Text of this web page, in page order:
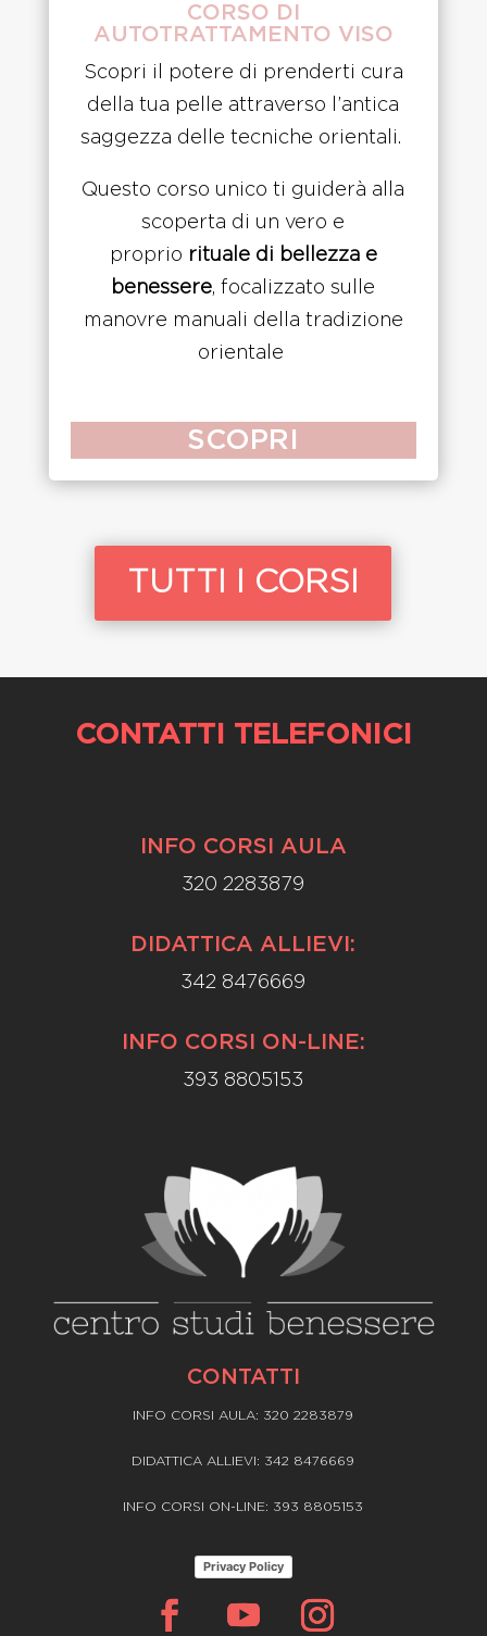
CORSO DI
AUTOTRATTAMENTO VISO
Scopri il potere di prenderti cura
della tua pelle attraverso l’antica
saggezza delle tecniche orientali.
Questo corso unico ti guiderà alla
scoperta di un vero e
proprio rituale di bellezza e
benessere, focalizzato sulle
manovre manuali della tradizione
orientale
SCOPRI
TUTTI I CORSI
CONTATTI TELEFONICI
INFO CORSI AULA
320 2283879
DIDATTICA ALLIEVI:
342 8476669
INFO CORSI ON-LINE:
393 8805153
CONTATTI
INFO CORSI AULA: 320 2283879
DIDATTICA ALLIEVI: 342 8476669
INFO CORSI ON-LINE: 393 8805153
Privacy Policy